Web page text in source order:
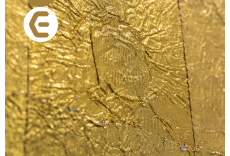
PRESS
SHOP
ENGLISH